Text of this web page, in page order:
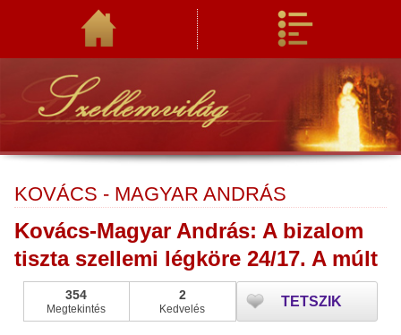
KOVÁCS - MAGYAR ANDRÁS
Kovács-Magyar András: A bizalom
tiszta szellemi légköre 24/17. A múlt
354
Megtekintés
2
Kedvelés TETSZIK